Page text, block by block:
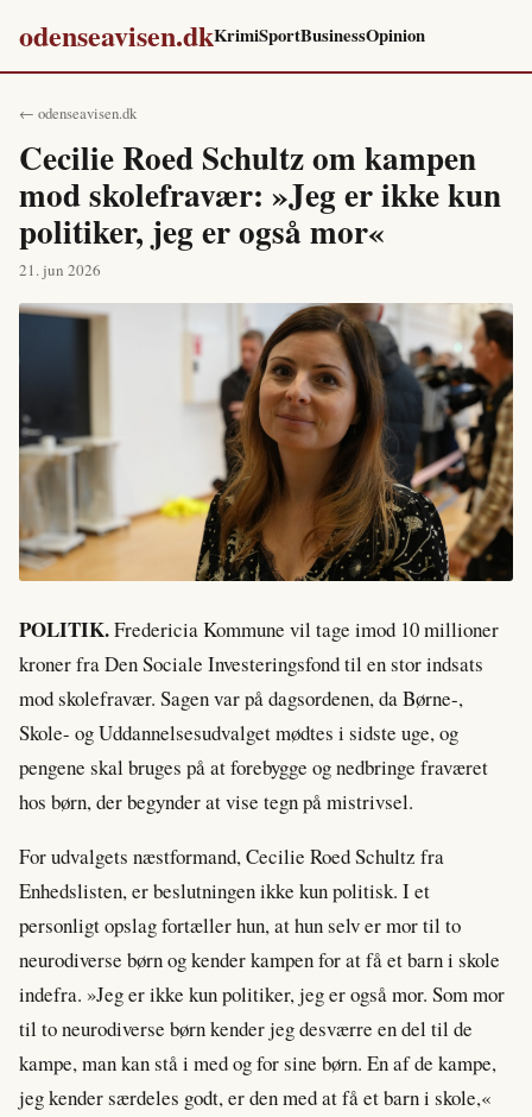
odenseavisen.dkKrimiSportBusinessOpinion
← odenseavisen.dk
Cecilie Roed Schultz om kampen
mod skolefravær: »Jeg er ikke kun
politiker, jeg er også mor«
21. jun 2026
POLITIK.Fredericia Kommune vil tage imod 10 millioner
kroner fra Den Sociale Investeringsfond til en stor indsats
mod skolefravær. Sagen var på dagsordenen, da Børne-,
Skole- og Uddannelsesudvalget mødtes i sidste uge, og
pengene skal bruges på at forebygge og nedbringe fraværet
hos børn, der begynder at vise tegn på mistrivsel.
For udvalgets næstformand, Cecilie Roed Schultz fra
Enhedslisten, er beslutningen ikke kun politisk. I et
personligt opslag fortæller hun, at hun selv er mor til to
neurodiverse børn og kender kampen for at få et barn i skole
indefra. »Jeg er ikke kun politiker, jeg er også mor. Som mor
til to neurodiverse børn kender jeg desværre en del til de
kampe, man kan stå i med og for sine børn. En af de kampe,
jeg kender særdeles godt, er den med at få et barn i skole,«